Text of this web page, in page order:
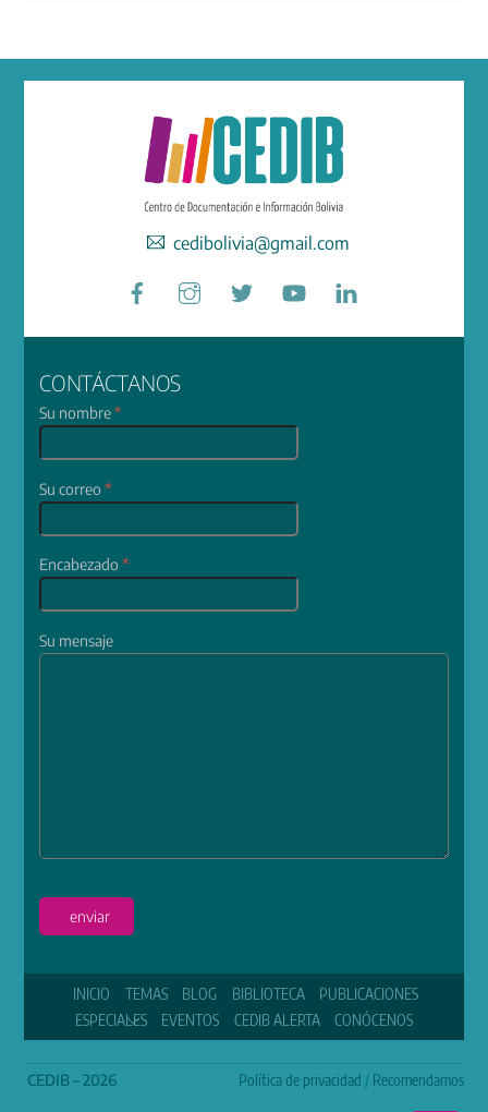
cedibolivia@gmail.com
Facebook
CONTÁCTANOS
Su nombre*
Su correo*
Encabezado*
Su mensaje
enviar
INICIO TEMAS BLOG BIBLIOTECA
PUBLICACIONES
ESPECIALES
EVENTOS CEDIB ALERTA CONÓCENOS
CEDIB – 2026 Política de privacidad / Recomendamos